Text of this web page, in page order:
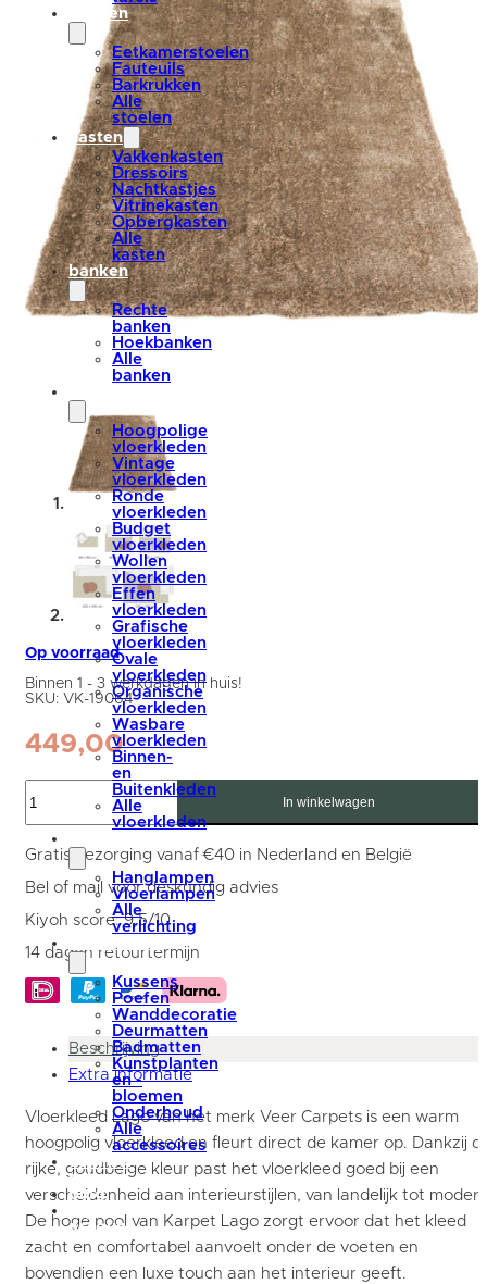
stoelen
Eetkamerstoelen
Fauteuils
Barkrukken
Alle
stoelen
kasten
Vakkenkasten
Dressoirs
Nachtkastjes
Vitrinekasten
Opbergkasten
Alle
kasten
banken
Rechte
banken
Hoekbanken
Alle
banken
Hoogpolige
vloerkleden
Vintage
vloerkleden
Ronde
vloerkleden
Budget
vloerkleden
Wollen
vloerkleden
Effen
vloerkleden
Grafische
vloerkleden
Ovale
vloerkleden
Organische
vloerkleden
Wasbare
vloerkleden
Binnen-
en
Buitenkleden
Alle
vloerkleden
Hanglampen
Vloerlampen
Alle
verlichting
accessoires
Kussens
Poefen
Wanddecoratie
Deurmatten
Badmatten
Kunstplanten
en -
bloemen
Onderhoud
Alle
accessoires
summer
sale
blog
account
Op voorraad
Binnen 1 - 3 werkdagen in huis!
SKU: VK-19064
449,00
Lago
-
x
cm
aantal
In winkelwagen
Gratis bezorging vanaf €40 in Nederland en België
Bel of mail voor deskundig advies
Kiyoh score: 9,5/10
14 dagen retourtermijn
Beschrijving
Extra informatie
Vloerkleed Lago van het merk Veer Carpets is een warm
hoogpolig vloerkleed en fleurt direct de kamer op. Dankzij
rijke, goudbeige kleur past het vloerkleed goed bij een
verscheidenheid aan interieurstijlen, van landelijk tot
De hoge pool van Karpet Lago zorgt ervoor dat het kleed
zacht en comfortabel aanvoelt onder de voeten en
bovendien een luxe touch aan het interieur geeft.